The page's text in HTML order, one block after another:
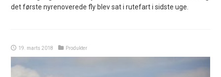
det første nyrenoverede fly blev sat i rutefart i sidste uge.
19. marts 2018 Produkter